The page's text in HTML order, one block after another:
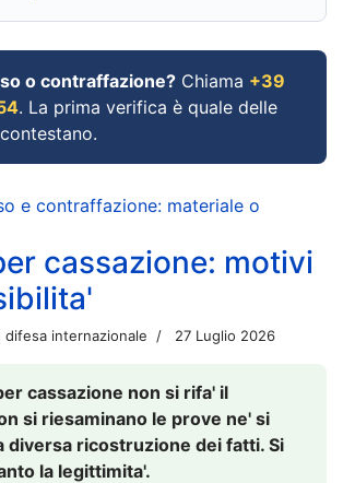
o contraffazione? Chiama +39
. La prima verifica è quale delle
e contraffazione: materiale o
cassazione: motivi
internazionale 27 Luglio 2026
cassazione non si rifa' il
si riesaminano le prove ne' si
diversa ricostruzione dei fatti. Si
la legittimita'.